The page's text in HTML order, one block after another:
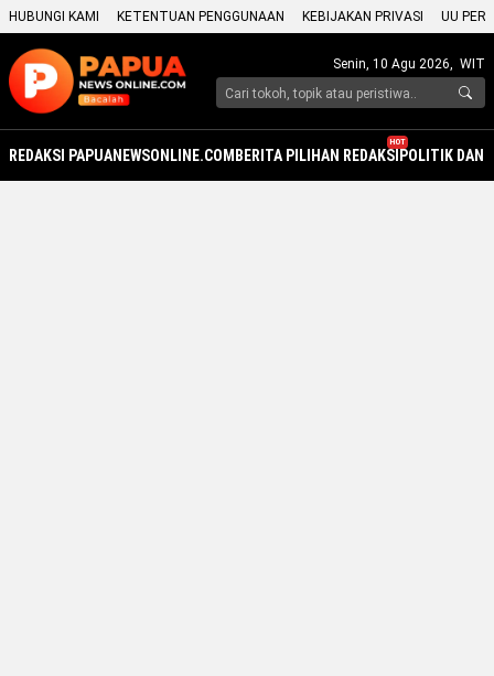
HUBUNGI KAMI KETENTUAN PENGGUNAAN KEBIJAKAN PRIVASI UU
Senin, 10 Agu 2026, WIT
REDAKSI PAPUANEWSONLINE.COMBERITA PILIHAN REDAKSI
HOT
POLITIK DAN